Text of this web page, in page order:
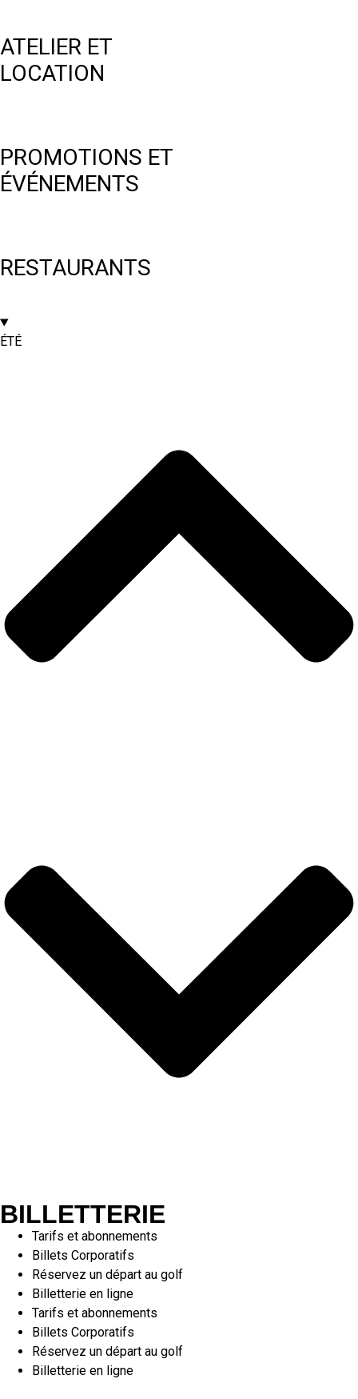
ATELIER ET
LOCATION
PROMOTIONS ET
ÉVÉNEMENTS
RESTAURANTS
ÉTÉ
BILLETTERIE
Tarifs et abonnements
Billets Corporatifs
Réservez un départ au golf
Billetterie en ligne
Tarifs et abonnements
Billets Corporatifs
Réservez un départ au golf
Billetterie en ligne